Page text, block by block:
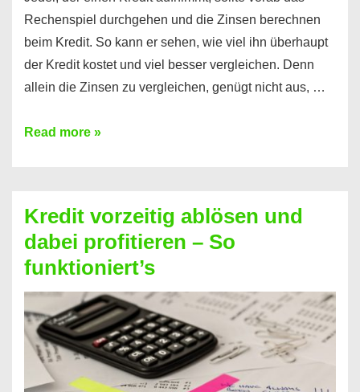
Rechenspiel durchgehen und die Zinsen berechnen
beim Kredit. So kann er sehen, wie viel ihn überhaupt
der Kredit kostet und viel besser vergleichen. Denn
allein die Zinsen zu vergleichen, genügt nicht aus, …
Ganz
Kredit
berechnen
–
Mit
diesen
Regeln!
Read more »
Kredit vorzeitig ablösen und
dabei profitieren – So
funktioniert’s